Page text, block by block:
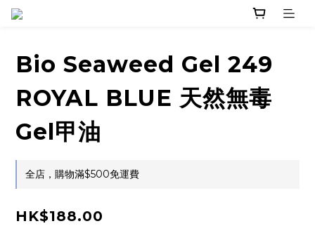
Bio Seaweed Gel 249
ROYAL BLUE 天然無毒
Gel甲油
全店，購物滿$500免運費
HK$188.00